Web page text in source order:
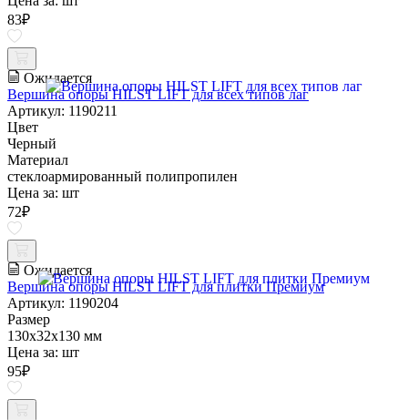
83₽
Ожидается
Вершина опоры HILST LIFT для всех типов лаг
Артикул: 1190211
Цвет
Черный
Материал
стеклоармированный полипропилен
Цена за: шт
72₽
Ожидается
Вершина опоры HILST LIFT для плитки Премиум
Артикул: 1190204
Размер
130х32х130 мм
Цена за: шт
95₽